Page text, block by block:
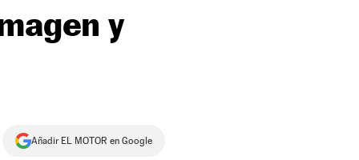
y
Añadir EL MOTOR en Google